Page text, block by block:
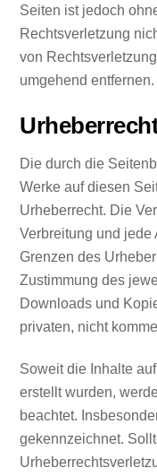
Seiten ist jedoch
Rechtsverletzung
von
umgehend entfernen.
Die durch die
Werke auf diesen
Urheberrecht. Die
Verbreitung und jede
Grenzen des
Zustimmung des
Downloads und
privaten, nicht
Soweit die Inhalte
erstellt wurden,
beachtet.
gekennzeichnet.